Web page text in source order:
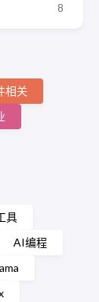
8
相关
具
AI编程